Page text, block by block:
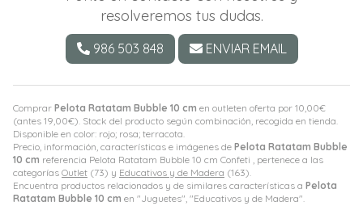
Comprar Pelota Ratatam Bubble 10 cm en outleten oferta por 10,00€
(antes 19,00€). Stock del producto según combinación, recogida en tienda.
Disponible en color: rojo; rosa; terracota.
Precio, información, características e imágenes de Pelota Ratatam Bubble
10 cm referencia Pelota Ratatam Bubble 10 cm Confeti , pertenece a las
categorías Outlet (73) y Educativos y de Madera (163).
Encuentra productos relacionados y de similares características a Pelota
Ratatam Bubble 10 cm en "Juguetes", "Educativos y de Madera".
resolveremos tus dudas.
986 503 848 ENVIAR EMAIL